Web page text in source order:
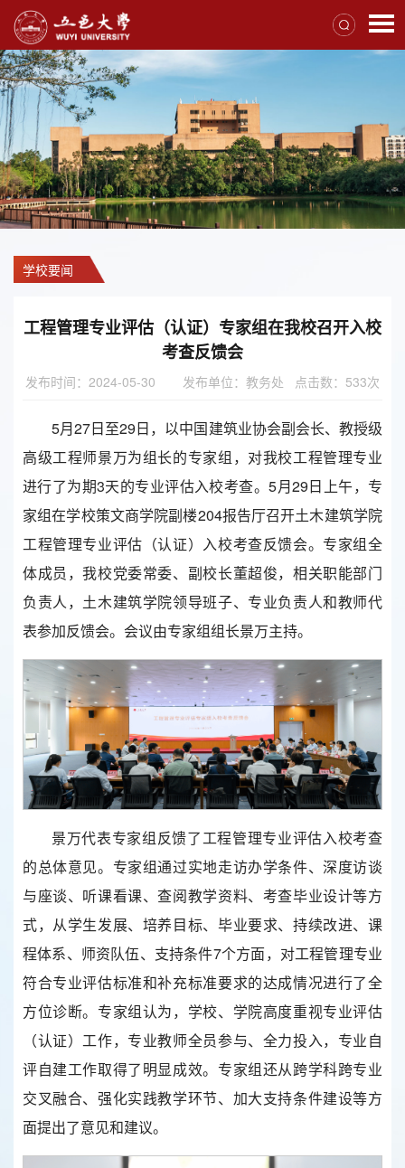
学校要闻
工程管理专业评估（认证）专家组在我校召开入校
考查反馈会
发布时间：2024-05-30 发布单位：教务处 点击数： 533次
5月27日至29日，以中国建筑业协会副会长、教授级
高级工程师景万为组长的专家组，对我校工程管理专业
进行了为期3天的专业评估入校考查。5月29日上午，专
家组在学校策文商学院副楼204报告厅召开土木建筑学院
工程管理专业评估（认证）入校考查反馈会。专家组全
体成员，我校党委常委、副校长董超俊，相关职能部门
负责人，土木建筑学院领导班子、专业负责人和教师代
表参加反馈会。会议由专家组组长景万主持。
景万代表专家组反馈了工程管理专业评估入校考查
的总体意见。专家组通过实地走访办学条件、深度访谈
与座谈、听课看课、查阅教学资料、考查毕业设计等方
式，从学生发展、培养目标、毕业要求、持续改进、课
程体系、师资队伍、支持条件7个方面，对工程管理专业
符合专业评估标准和补充标准要求的达成情况进行了全
方位诊断。专家组认为，学校、学院高度重视专业评估
（认证）工作，专业教师全员参与、全力投入，专业自
评自建工作取得了明显成效。专家组还从跨学科跨专业
交叉融合、强化实践教学环节、加大支持条件建设等方
面提出了意见和建议。